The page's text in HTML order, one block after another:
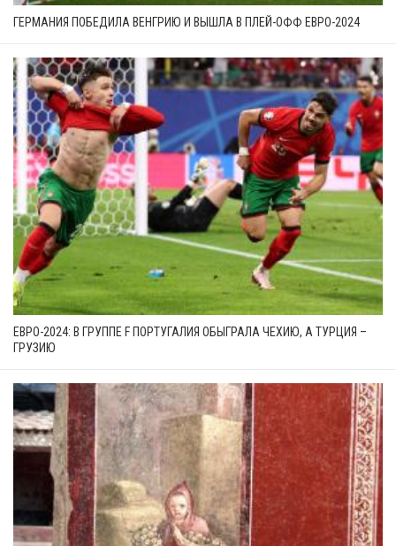
ГЕРМАНИЯ ПОБЕДИЛА ВЕНГРИЮ И ВЫШЛА В ПЛЕЙ-ОФФ ЕВРО-2024
ЕВРО-2024: В ГРУППЕ F ПОРТУГАЛИЯ ОБЫГРАЛА ЧЕХИЮ, А ТУРЦИЯ –
ГРУЗИЮ